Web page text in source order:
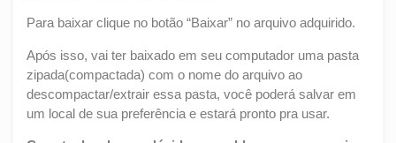
Para baixar clique no botão “Baixar” no arquivo adquirido.
Após isso, vai ter baixado em seu computador uma pasta
zipada(compactada) com o nome do arquivo ao
descompactar/extrair essa pasta, você poderá salvar em
um local de sua preferência e estará pronto pra usar.